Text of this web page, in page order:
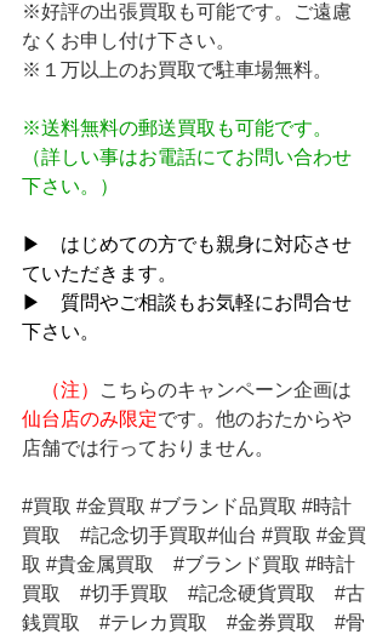
※好評の出張買取も可能です。ご遠慮
なくお申し付け下さい。
※１万以上のお買取で駐車場無料。
※送料無料の郵送買取も可能です。
（詳しい事はお電話にてお問い合わせ
下さい。）
▶　はじめての方でも親身に対応させ
ていただきます。
▶　質問やご相談もお気軽にお問合せ
下さい。
（注）
こちらのキャンペーン企画は
仙台店のみ限定です。他のおたからや
店舗では行っておりません。
#買取 #金買取 #ブランド品買取 #時計
買取
#記念切手買取#仙台 #買取 #金買
取 #貴金属買取 #ブランド買取 #時計
買取
#切手買取 #記念硬貨買取
#古
銭買取
#テレカ買取 #金券買取
#骨